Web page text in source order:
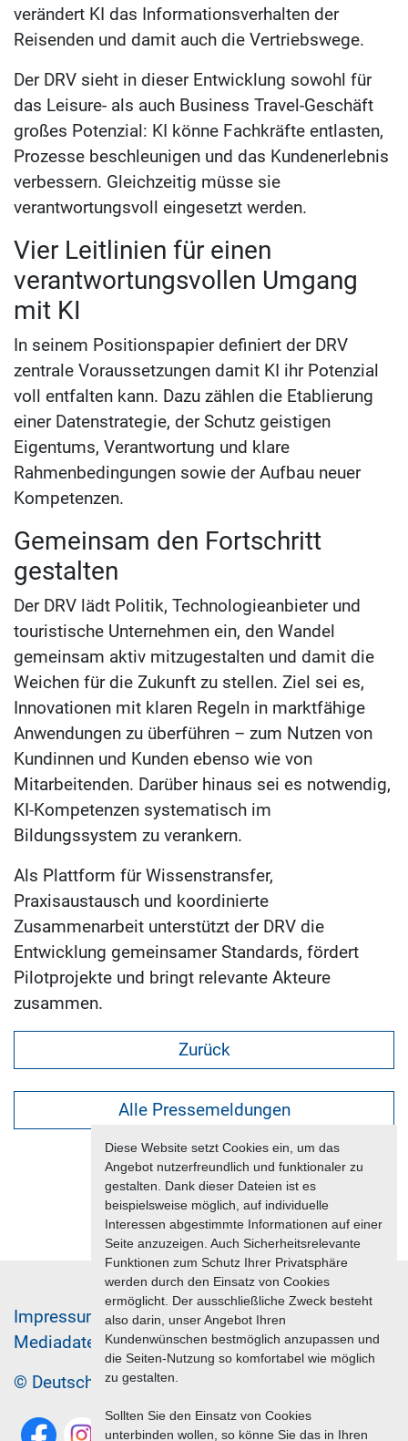
Diese Website setzt Cookies ein, um das
Angebot nutzerfreundlich und funktionaler zu
gestalten. Dank dieser Dateien ist es
beispielsweise möglich, auf individuelle
Interessen abgestimmte Informationen auf einer
Seite anzuzeigen. Auch Sicherheitsrelevante
Funktionen zum Schutz Ihrer Privatsphäre
werden durch den Einsatz von Cookies
ermöglicht. Der ausschließliche Zweck besteht
also darin, unser Angebot Ihren
Kundenwünschen bestmöglich anzupassen und
die Seiten-Nutzung so komfortabel wie möglich
zu gestalten.
Sollten Sie den Einsatz von Cookies
unterbinden wollen, so könne Sie das in Ihren
verändert KI das Informationsverhalten der
Reisenden und damit auch die Vertriebswege.
Der DRV sieht in dieser Entwicklung sowohl für
das Leisure- als auch Business Travel-Geschäft
großes Potenzial: KI könne Fachkräfte entlasten,
Prozesse beschleunigen und das Kundenerlebnis
verbessern. Gleichzeitig müsse sie
verantwortungsvoll eingesetzt werden.
Vier Leitlinien für einen
verantwortungsvollen Umgang
mit KI
In seinem Positionspapier definiert der DRV
zentrale Voraussetzungen damit KI ihr Potenzial
voll entfalten kann. Dazu zählen die Etablierung
einer Datenstrategie, der Schutz geistigen
Eigentums, Verantwortung und klare
Rahmenbedingungen sowie der Aufbau neuer
Kompetenzen.
Gemeinsam den Fortschritt
gestalten
Der DRV lädt Politik, Technologieanbieter und
touristische Unternehmen ein, den Wandel
gemeinsam aktiv mitzugestalten und damit die
Weichen für die Zukunft zu stellen. Ziel sei es,
Innovationen mit klaren Regeln in marktfähige
Anwendungen zu überführen – zum Nutzen von
Kundinnen und Kunden ebenso wie von
Mitarbeitenden. Darüber hinaus sei es notwendig,
KI-Kompetenzen systematisch im
Bildungssystem zu verankern.
Als Plattform für Wissenstransfer,
Praxisaustausch und koordinierte
Zusammenarbeit unterstützt der DRV die
Entwicklung gemeinsamer Standards, fördert
Pilotprojekte und bringt relevante Akteure
zusammen.
Zurück
Alle Pressemeldungen
Im­pres­sum & Da­ten­schutz
Me­di­a­da­ten & Mar­ke­ting­leis­tun­gen
Jobs
© Deutscher Reiseverband 2026